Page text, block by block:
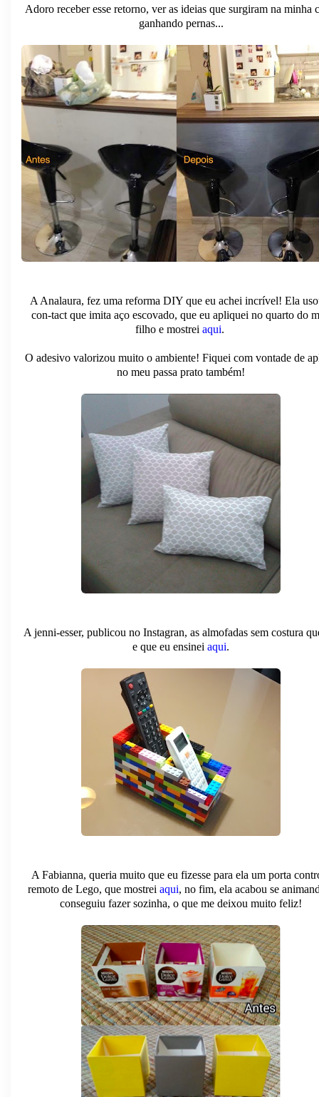
Adoro receber esse retorno, ver as ideias que surgiram na minha
ganhando pernas...
A Analaura, fez uma reforma DIY que eu achei incrível! Ela
con-tact que imita aço escovado, que eu apliquei no quarto do
filho e mostrei aqui.
O adesivo valorizou muito o ambiente! Fiquei com vontade de
no meu passa prato também!
A jenni-esser, publicou no Instagran, as almofadas sem costura
e que eu ensinei aqui.
A Fabianna, queria muito que eu fizesse para ela um porta
remoto de Lego, que mostrei aqui, no fim, ela acabou se
conseguiu fazer sozinha, o que me deixou muito feliz!